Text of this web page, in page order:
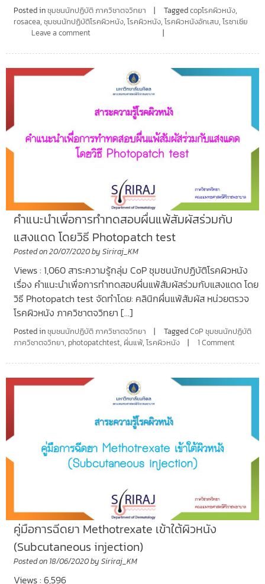
Posted inชุมชนนักปฏิบัติ ภาควิชาตจวิทยา Taggedcopโรคผิวหนัง,
rosacea, ชุมชนนักปฏิบัติโรคผิวหนัง, โรคผิวหนัง, โรคผิวหนังอักเสบ, โรซาเซีย
Leave a comment
คำแนะนำเพื่อการทำทดสอบผื่นแพ้สัมผัสร่วมกับ
แสงแดด โดยวิธี Photopatch test
Posted on20/07/2020by Siriraj_KM
Views : 1,060 สาระความรู้กลุ่ม CoP ชุมชนนักปฏิบัติโรคผิวหนัง
เรื่อง คำแนะนำเพื่อการทำทดสอบผื่นแพ้สัมผัสร่วมกับแสงแดด โดย
วิธี Photopatch test จัดทำโดย: คลินิกผื่นแพ้สัมผัส หน่วยตรวจ
โรคผิวหนัง ภาควิชาตจวิทยา […]
Posted inชุมชนนักปฏิบัติ ภาควิชาตจวิทยา TaggedCoP ชุมชนนักปฏิบัติ
ภาควิชาตจวิทยา, photopatchtest, ผื่นแพ้, โรคผิวหนัง 1 Comment
คู่มือการฉีดยา Methotrexate เข้าใต้ผิวหนัง
(Subcutaneous injection)
Posted on 18/06/2020by Siriraj_KM
Views : 6,596